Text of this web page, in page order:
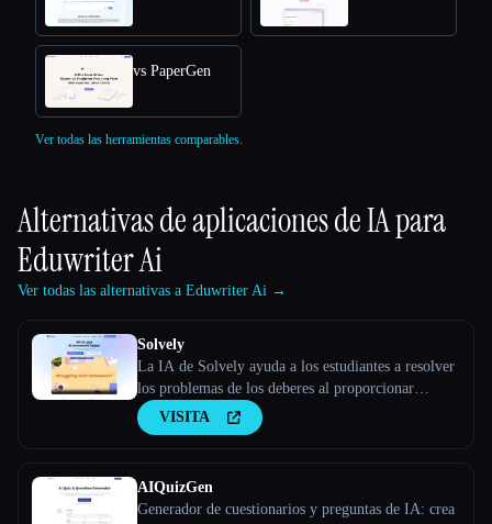
vs PaperGen
Ver todas las herramientas comparables.
Alternativas de aplicaciones de IA para
Eduwriter Ai
Ver todas las alternativas a Eduwriter Ai →
Solvely
La IA de Solvely ayuda a los estudiantes a resolver
los problemas de los deberes al proporcionar
explicaciones paso a paso de materias como
matemáticas, ciencias, artes liberales y economía, lo
VISITA
AIQuizGen
Generador de cuestionarios y preguntas de IA: crea